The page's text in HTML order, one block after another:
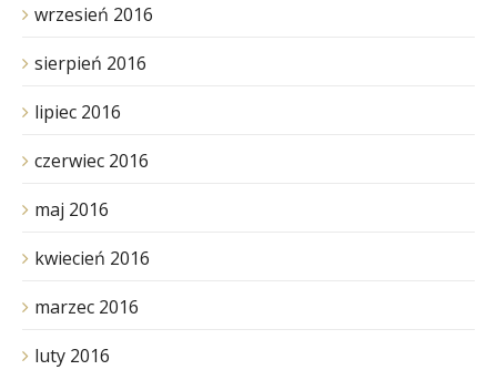
wrzesień 2016
sierpień 2016
lipiec 2016
czerwiec 2016
maj 2016
kwiecień 2016
marzec 2016
luty 2016